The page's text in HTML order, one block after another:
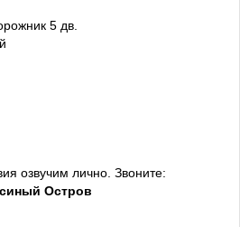
5 дв.
озвучим лично. Звоните:
Остров